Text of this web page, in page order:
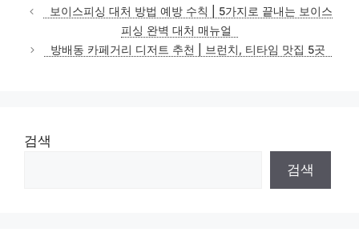
보이스피싱 대처 방법 예방 수칙 | 5가지로 끝내는 보이스
피싱 완벽 대처 매뉴얼
방배동 카페거리 디저트 추천 | 브런치, 티타임 맛집 5곳
검색
검색